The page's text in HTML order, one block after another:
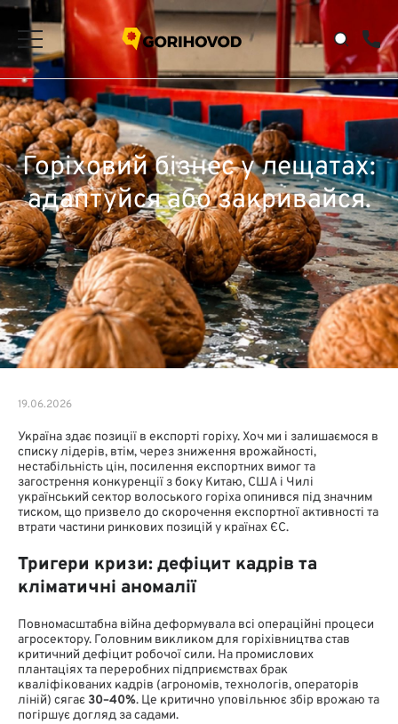
Горіховий бізнес у лещатах:
адаптуйся або закривайся.
19.06.2026
Україна здає позиції в експорті горіху. Хоч ми і залишаємося в
списку лідерів, втім, через зниження врожайності,
нестабільність цін, посилення експортних вимог та
загострення конкуренції з боку Китаю, США і Чилі
український сектор волоського горіха опинився під значним
тиском, що призвело до скорочення експортної активності та
втрати частини ринкових позицій у країнах ЄС.
Тригери кризи: дефіцит кадрів та
кліматичні аномалії
Повномасштабна війна деформувала всі операційні процеси
агросектору. Головним викликом для горіхівництва став
критичний дефіцит робочої сили. На промислових
плантаціях та переробних підприємствах брак
кваліфікованих кадрів (агрономів, технологів, операторів
ліній) сягає 30–40%. Це критично уповільнює збір врожаю та
погіршує догляд за садами.